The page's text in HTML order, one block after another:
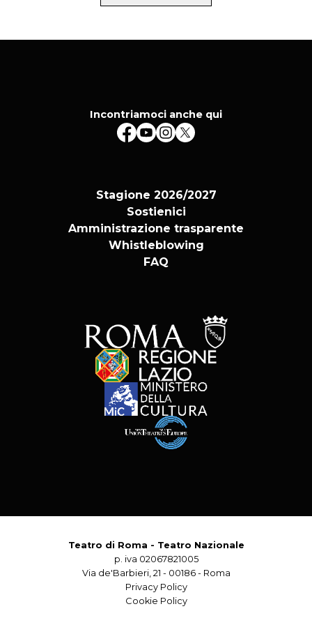
Incontriamoci anche qui
Stagione 2026/2027
Sostienici
Amministrazione trasparente
Whistleblowing
FAQ
Teatro di Roma - Teatro Nazionale
p. iva 02067821005
Via de'Barbieri, 21 - 00186 - Roma
Privacy Policy
Cookie Policy